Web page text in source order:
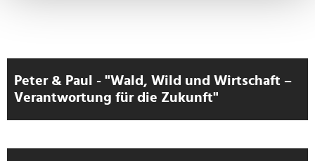
personalisieren, Funktionen für soziale Medien anbieten
zu können und die Zugriffe auf unsere Website zu
analysieren. Außerdem geben wir Informationen zu Ihrer
Peter & Paul - "Wald, Wild und Wirtschaft –
Verantwortung für die Zukunft"